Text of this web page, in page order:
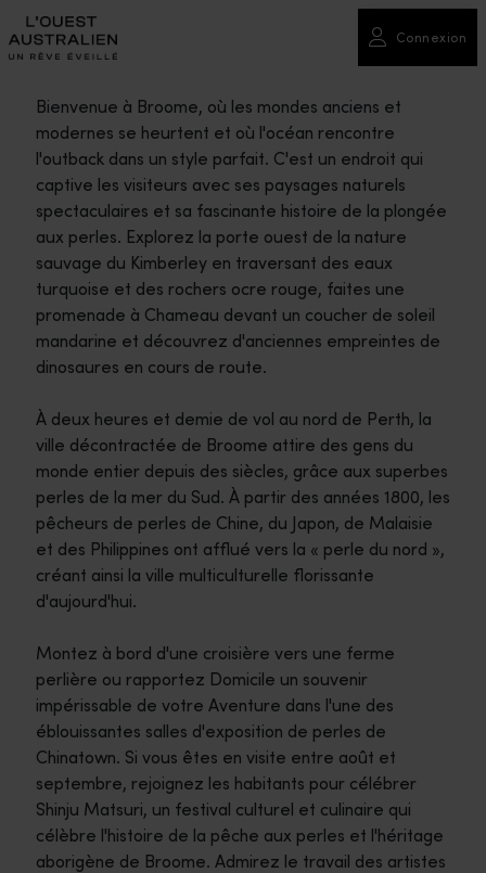
Connexion
Bienvenue à Broome, où les mondes anciens et
modernes se heurtent et où l'océan rencontre
l'outback dans un style parfait. C'est un endroit qui
captive les visiteurs avec ses paysages naturels
spectaculaires et sa fascinante histoire de la plongée
aux perles. Explorez la porte ouest de la nature
sauvage du Kimberley en traversant des eaux
turquoise et des rochers ocre rouge, faites une
promenade à Chameau devant un coucher de soleil
mandarine et découvrez d'anciennes empreintes de
dinosaures en cours de route.
À deux heures et demie de vol au nord de Perth, la
ville décontractée de Broome attire des gens du
monde entier depuis des siècles, grâce aux superbes
perles de la mer du Sud. À partir des années 1800, les
pêcheurs de perles de Chine, du Japon, de Malaisie
et des Philippines ont afflué vers la « perle du nord »,
créant ainsi la ville multiculturelle florissante
d'aujourd'hui.
Montez à bord d'une croisière vers une ferme
perlière ou rapportez Domicile un souvenir
impérissable de votre Aventure dans l'une des
éblouissantes salles d'exposition de perles de
Chinatown. Si vous êtes en visite entre août et
septembre, rejoignez les habitants pour célébrer
Shinju Matsuri, un festival culturel et culinaire qui
célèbre l'histoire de la pêche aux perles et l'héritage
aborigène de Broome. Admirez le travail des artistes